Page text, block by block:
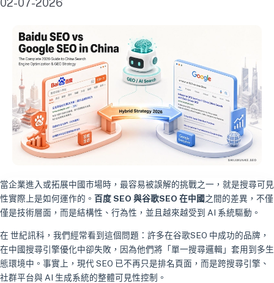
02-07-2026
當企業進入或拓展中國市場時，最容易被誤解的挑戰之一，就是搜尋可見
性實際上是如何運作的。 百度 SEO 與谷歌SEO 在中國之間的差異，不僅
僅是技術層面，而是結構性、行為性，並且越來越受到 AI 系統驅動。
在 世紀訊科，我們經常看到這個問題：許多在谷歌SEO 中成功的品牌，
在中國搜尋引擎優化中卻失敗，因為他們將「單一搜尋邏輯」套用到多生
態環境中。事實上，現代 SEO 已不再只是排名頁面，而是跨搜尋引擎、
社群平台與 AI 生成系統的整體可見性控制。